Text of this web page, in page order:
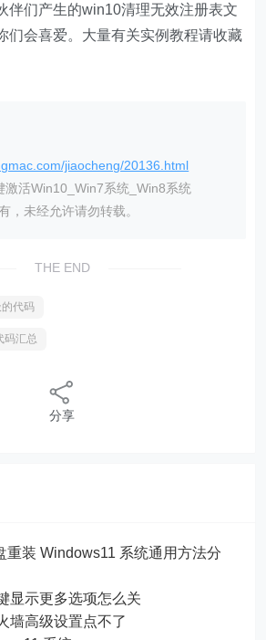
伴们产生的win10清理无效注册表文
们会喜爱。大量有关实例教程请收藏
jiaocheng/20136.html
激活Win10_Win7系统_Win8系统
，未经允许请勿转载。
THE END
代码
码汇总
分享
重装 Windows11 系统通用方法分
显示更多选项怎么关
墙高级设置点不了